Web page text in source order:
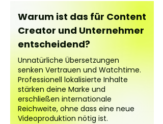
Warum ist das für Content
Creator und Unternehmer
entscheidend?
Unnatürliche Übersetzungen
senken Vertrauen und Watchtime.
Professionell lokalisierte Inhalte
stärken deine Marke und
erschließen internationale
Reichweite, ohne dass eine neue
Videoproduktion nötig ist.